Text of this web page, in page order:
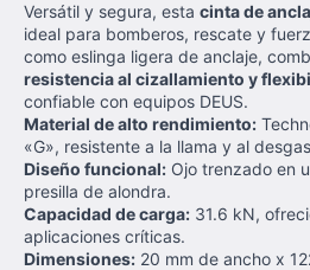
Versátil y segura, esta cinta de
ideal para bomberos, rescate y
como eslinga ligera de anclaje,
resistencia al cizallamiento y
confiable con equipos DEUS.
Material de alto rendimiento:
«G», resistente a la llama y al
Diseño funcional: Ojo trenzado en
presilla de alondra.
Capacidad de carga: 31.6 kN,
aplicaciones críticas.
Dimensiones: 20 mm de ancho x